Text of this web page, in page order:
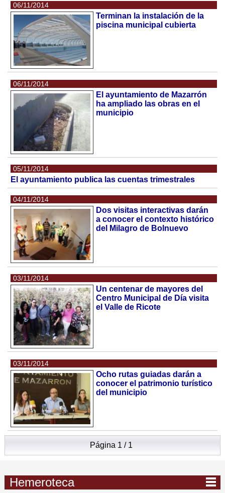
06/11/2014
Terminan la instalación de la
piscina municipal cubierta
06/11/2014
El ayuntamiento de Mazarrón
ha ampliado las obras en el
municipio
05/11/2014
El ayuntamiento publica las cuentas trimestrales
04/11/2014
Dos visitas interactivas darán
a conocer el contexto histórico
del Milagro de Bolnuevo
03/11/2014
Un centenar de mayores del
Centro Municipal de Día visita
el Valle de Ricote
03/11/2014
Ocho rutas guiadas darán a
conocer el patrimonio turístico
del municipio
Página 1 / 1
Hemeroteca